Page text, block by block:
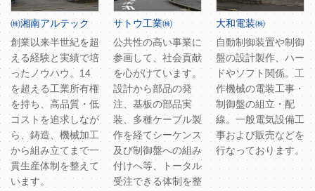
㈱湘南アルテック
創業以来半世紀を超
える経験と実績で培
ったノウハウ。14
を超える工業所有権
を持ち、高品質・低
コストを追求しなが
ら、鋳造、機械加工
から組み立てまで一
貫生産体制を整えて
います。
サトウ工業㈱
公共性の高い事業に
参画して、社会貢献
を心がけています。
設計から部品の発
注、基板の部品実
装、多種ケーブル製
作を経てシーケンス
及び制御盤への組み
付けへ等、トータル
受注できる体制を整
大和電装㈱
自動制御装置や制御
盤の設計製作、ハー
ドやソフト関係。工
作機械の電装工事・
制御盤の組立・配
線。一般電気設備工
事および販売などを
行なっております。